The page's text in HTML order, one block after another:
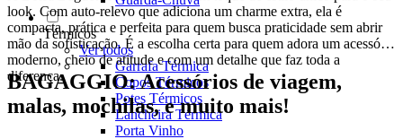
Térmicos
Ver todos
Garrafa Térmica
Copos Térmicos
Potes Térmicos
Lancheira Térmica
Porta Vinho
look. Com auto-relevo que adiciona um charme extra, ela é
compacta, prática e perfeita para quem busca praticidade sem abrir
mão da sofisticação. É a escolha certa para quem adora um acessório
moderno, cheio de atitude e com um detalhe que faz toda a
diferença.
BAGAGGIO: Acessórios de viagem,
malas, mochilas, e muito mais!